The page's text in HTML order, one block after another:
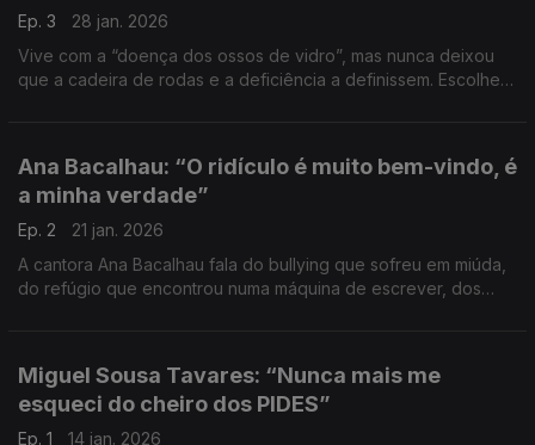
Ep. 3
28 jan. 2026
Vive com a “doença dos ossos de vidro”, mas nunca deixou
que a cadeira de rodas e a deficiência a definissem. Escolheu
Ana Bacalhau: “O ridículo é muito bem-vindo, é
a minha verdade”
Ep. 2
21 jan. 2026
A cantora Ana Bacalhau fala do bullying que sofreu em miúda,
do refúgio que encontrou numa máquina de escrever, dos
Miguel Sousa Tavares: “Nunca mais me
esqueci do cheiro dos PIDES”
Ep. 1
14 jan. 2026